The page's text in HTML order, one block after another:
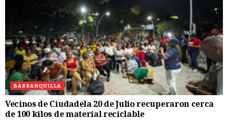
BARRANQUILLA
Vecinos de Ciudadela 20 de Julio recuperaron cerca
de 100 kilos de material reciclable